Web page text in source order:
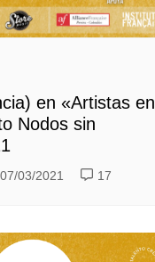
en «Artistas en
Nodos sin
07/03/2021 17